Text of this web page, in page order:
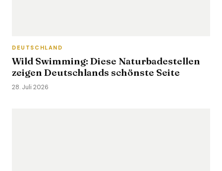
DEUTSCHLAND
Wild Swimming: Diese Naturbadestellen
zeigen Deutschlands schönste Seite
28. Juli 2026